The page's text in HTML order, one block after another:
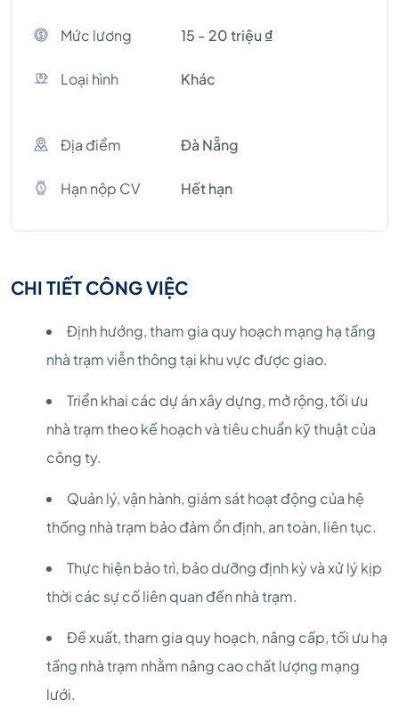
Mức lương 15 - 20 triệu ₫
Loại hình Khác
Địa điểm Đà Nẵng
Hạn nộp CV Hết hạn
CHI TIẾT CÔNG VIỆC
Định hướng, tham gia quy hoạch mạng hạ tầng
nhà trạm viễn thông tại khu vực được giao.
Triển khai các dự án xây dựng, mở rộng, tối ưu
nhà trạm theo kế hoạch và tiêu chuẩn kỹ thuật của
công ty.
Quản lý, vận hành, giám sát hoạt động của hệ
thống nhà trạm bảo đảm ổn định, an toàn, liên tục.
Thực hiện bảo trì, bảo dưỡng định kỳ và xử lý kịp
thời các sự cố liên quan đến nhà trạm.
Đề xuất, tham gia quy hoạch, nâng cấp, tối ưu hạ
tầng nhà trạm nhằm nâng cao chất lượng mạng
lưới.